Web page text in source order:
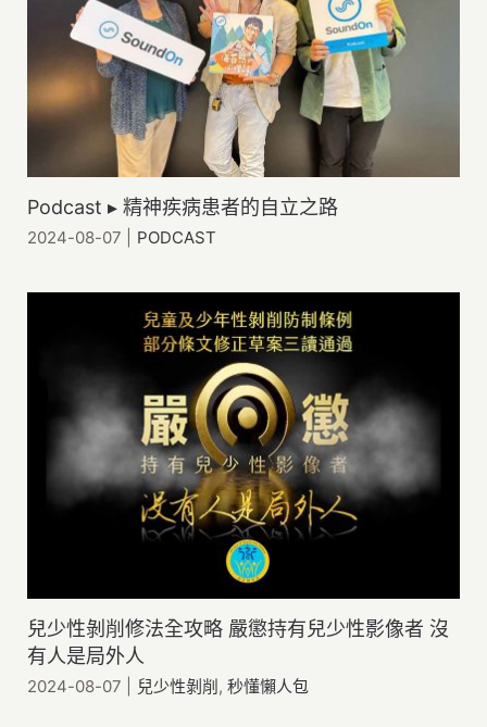
Podcast ▸ 精神疾病患者的自立之路
2024-08-07 PODCAST
兒少性剝削修法全攻略 嚴懲持有兒少性影像者 沒
有人是局外人
2024-08-07 兒少性剝削,秒懂懶人包